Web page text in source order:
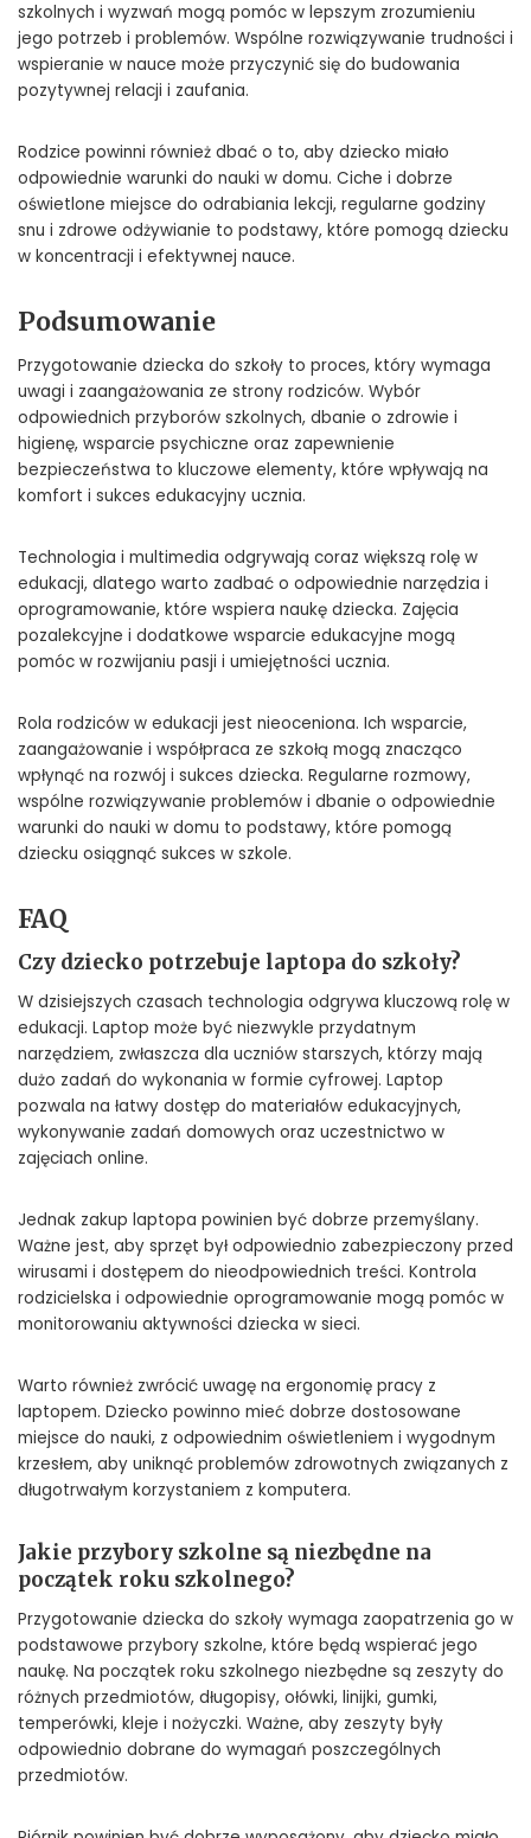
szkolnych i wyzwań mogą pomóc w lepszym zrozumieniu
jego potrzeb i problemów. Wspólne rozwiązywanie trudności i
wspieranie w nauce może przyczynić się do budowania
pozytywnej relacji i zaufania.
Rodzice powinni również dbać o to, aby dziecko miało
odpowiednie warunki do nauki w domu. Ciche i dobrze
oświetlone miejsce do odrabiania lekcji, regularne godziny
snu i zdrowe odżywianie to podstawy, które pomogą dziecku
w koncentracji i efektywnej nauce.
Podsumowanie
Przygotowanie dziecka do szkoły to proces, który wymaga
uwagi i zaangażowania ze strony rodziców. Wybór
odpowiednich przyborów szkolnych, dbanie o zdrowie i
higienę, wsparcie psychiczne oraz zapewnienie
bezpieczeństwa to kluczowe elementy, które wpływają na
komfort i sukces edukacyjny ucznia.
Technologia i multimedia odgrywają coraz większą rolę w
edukacji, dlatego warto zadbać o odpowiednie narzędzia i
oprogramowanie, które wspiera naukę dziecka. Zajęcia
pozalekcyjne i dodatkowe wsparcie edukacyjne mogą
pomóc w rozwijaniu pasji i umiejętności ucznia.
Rola rodziców w edukacji jest nieoceniona. Ich wsparcie,
zaangażowanie i współpraca ze szkołą mogą znacząco
wpłynąć na rozwój i sukces dziecka. Regularne rozmowy,
wspólne rozwiązywanie problemów i dbanie o odpowiednie
warunki do nauki w domu to podstawy, które pomogą
dziecku osiągnąć sukces w szkole.
FAQ
Czy dziecko potrzebuje laptopa do szkoły?
W dzisiejszych czasach technologia odgrywa kluczową rolę w
edukacji. Laptop może być niezwykle przydatnym
narzędziem, zwłaszcza dla uczniów starszych, którzy mają
dużo zadań do wykonania w formie cyfrowej. Laptop
pozwala na łatwy dostęp do materiałów edukacyjnych,
wykonywanie zadań domowych oraz uczestnictwo w
zajęciach online.
Jednak zakup laptopa powinien być dobrze przemyślany.
Ważne jest, aby sprzęt był odpowiednio zabezpieczony przed
wirusami i dostępem do nieodpowiednich treści. Kontrola
rodzicielska i odpowiednie oprogramowanie mogą pomóc w
monitorowaniu aktywności dziecka w sieci.
Warto również zwrócić uwagę na ergonomię pracy z
laptopem. Dziecko powinno mieć dobrze dostosowane
miejsce do nauki, z odpowiednim oświetleniem i wygodnym
krzesłem, aby uniknąć problemów zdrowotnych związanych z
długotrwałym korzystaniem z komputera.
Jakie przybory szkolne są niezbędne na
początek roku szkolnego?
Przygotowanie dziecka do szkoły wymaga zaopatrzenia go w
podstawowe przybory szkolne, które będą wspierać jego
naukę. Na początek roku szkolnego niezbędne są zeszyty do
różnych przedmiotów, długopisy, ołówki, linijki, gumki,
temperówki, kleje i nożyczki. Ważne, aby zeszyty były
odpowiednio dobrane do wymagań poszczególnych
przedmiotów.